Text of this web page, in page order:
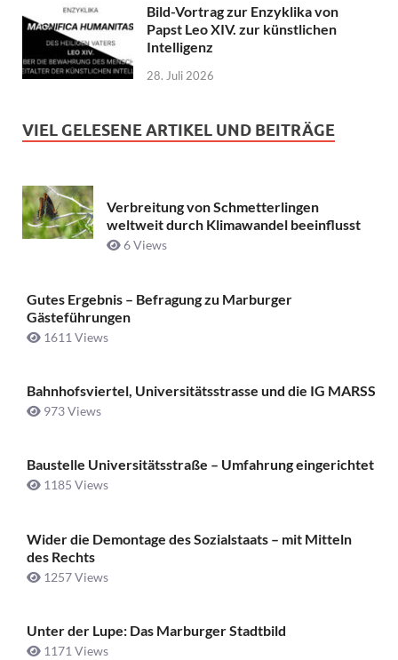
Bild-Vortrag zur Enzyklika von
Papst Leo XIV. zur künstlichen
Intelligenz
28. Juli 2026
VIEL GELESENE ARTIKEL UND BEITRÄGE
Verbreitung von Schmetterlingen
weltweit durch Klimawandel beeinflusst
6 Views
Gutes Ergebnis – Befragung zu Marburger
Gästeführungen
1611 Views
Bahnhofsviertel, Universitätsstrasse und die IG MARSS
973 Views
Baustelle Universitätsstraße ­– Umfahrung eingerichtet
1185 Views
Wider die Demontage des Sozialstaats – mit Mitteln
des Rechts
1257 Views
Unter der Lupe: Das Marburger Stadtbild
1171 Views